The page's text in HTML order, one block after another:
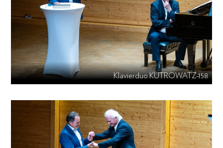
Klavierduo KUTROWATZ-158